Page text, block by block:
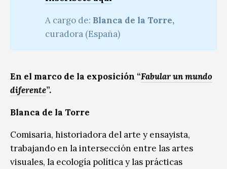
A cargo de: Blanca de la Torre,
curadora (España)
En el marco de la exposición “Fabular un mundo
diferente”.
Blanca de la Torre
Comisaria, historiadora del arte y ensayista,
trabajando en la intersección entre las artes
visuales, la ecología política y las prácticas